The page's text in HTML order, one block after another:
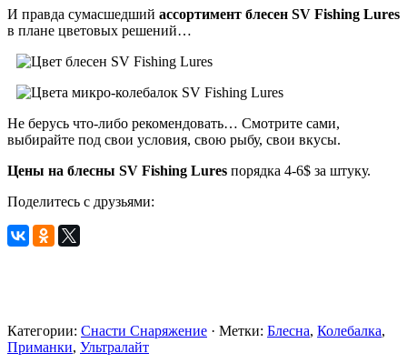
И правда сумасшедший ассортимент блесен SV Fishing Lures
в плане цветовых решений…
Не берусь что-либо рекомендовать… Смотрите сами,
выбирайте под свои условия, свою рыбу, свои вкусы.
Цены на блесны SV Fishing Lures порядка 4-6$ за штуку.
Поделитесь с друзьями:
Категории: Снасти Снаряжение · Метки: Блесна, Колебалка,
Приманки, Ультралайт